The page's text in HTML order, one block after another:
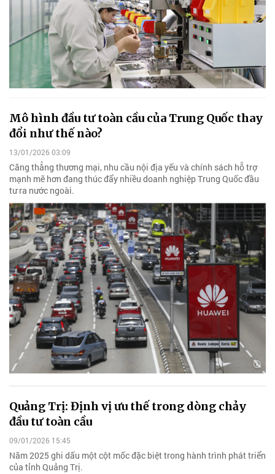
Mô hình đầu tư toàn cầu của Trung Quốc thay
đổi như thế nào?
13/01/2026 03:09
Căng thẳng thương mại, nhu cầu nội địa yếu và chính sách hỗ trợ
mạnh mẽ hơn đang thúc đẩy nhiều doanh nghiệp Trung Quốc đầu
tư ra nước ngoài.
Quảng Trị: Định vị ưu thế trong dòng chảy
đầu tư toàn cầu
09/01/2026 15:45
Năm 2025 ghi dấu một cột mốc đặc biệt trong hành trình phát triển
của tỉnh Quảng Trị.